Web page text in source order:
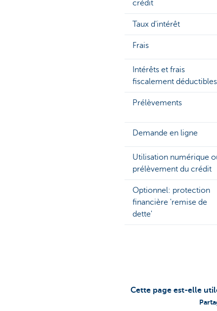
crédit
Taux d'intérêt
Frais
Intérêts et frais
fiscalement déductibles
Prélèvements
Demande en ligne
Utilisation numérique
prélèvement du crédit
Optionnel: protection
financière 'remise de
dette'
Cette page est-elle